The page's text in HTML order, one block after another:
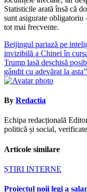
Statisticile arată însă că
sunt asigurate
tot mai frecvente.
Navigare
în
articole
Beijingul pariază pe
invizibilă a Chinei în
Trump lasă deschisă
gândit cu adevărat la asta”
By Redactia
Echipa redacțională
politică și social,
Articole similare
ȘTIRI INTERNE
Proiectul noii legi a